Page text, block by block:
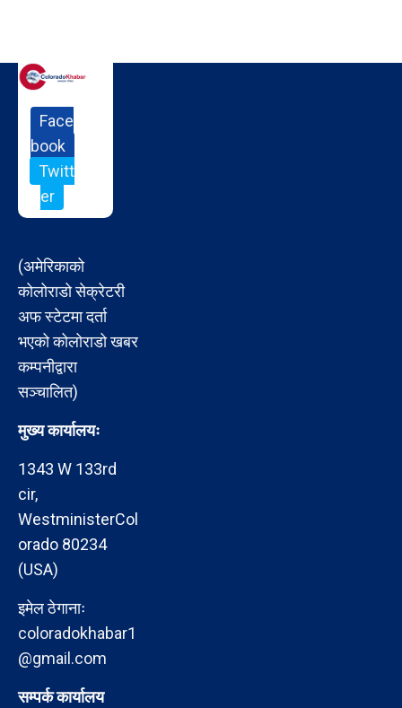
Face
book
Twitt
er
(अमेरिकाको
कोलोराडो सेक्रेटरी
अफ स्टेटमा दर्ता
भएको कोलोराडो खबर
कम्पनीद्वारा
सञ्चालित)
मुख्य कार्यालयः
1343 W 133rd
cir,
WestministerCol
orado 80234
(USA)
इमेल ठेगानाः
coloradokhabar1
@gmail.com
सम्पर्क कार्यालय